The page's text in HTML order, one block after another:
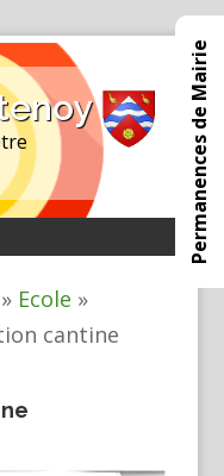
Permanences de Mairie
» Ecole »
cantine